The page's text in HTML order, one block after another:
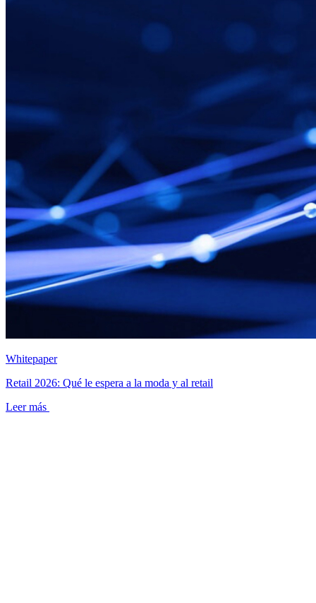
Whitepaper
Retail 2026: Qué le espera a la moda y al retail
Leer más